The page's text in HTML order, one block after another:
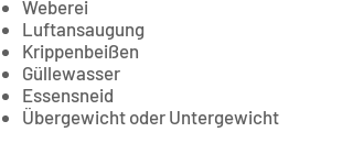
Weberei
Luftansaugung
Krippenbeißen
Güllewasser
Essensneid
Übergewicht oder Untergewicht